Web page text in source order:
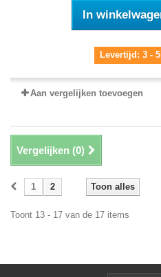
In
Levertijd: 3 -
Aan vergelijken toevoegen
Vergelijken (0)
Toon alles
1 2
Toont 13 - 17 van de 17 items